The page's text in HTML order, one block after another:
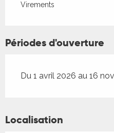
Virements
Périodes d'ouverture
Du 1 avril 2026 au 16
Localisation